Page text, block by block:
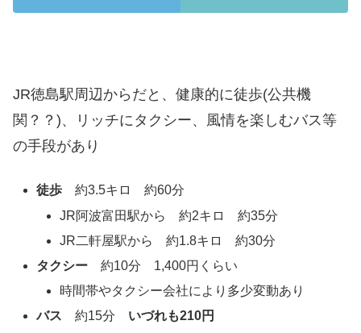
JR徳島駅周辺からだと、健康的に徒歩(公共機
関？？)、リッチにタクシー、風情を楽しむバス等
の手段があり
徒歩 約3.5キロ 約60分
JR阿波富田駅から 約2キロ 約35分
JR二軒屋駅から 約1.8キロ 約30分
タクシー 約10分 1,400円くらい
時間帯やタクシー会社により多少変動あり
バス 約15分 いづれも210円